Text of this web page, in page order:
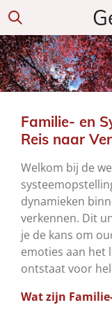
Ga
naar
de
hoofdinhoud
Familie- en
Reis naar
Welkom bij de
dynamieken
verkennen. Dit
je de kans om
emoties aan het
ontstaat voor
Wat zijn